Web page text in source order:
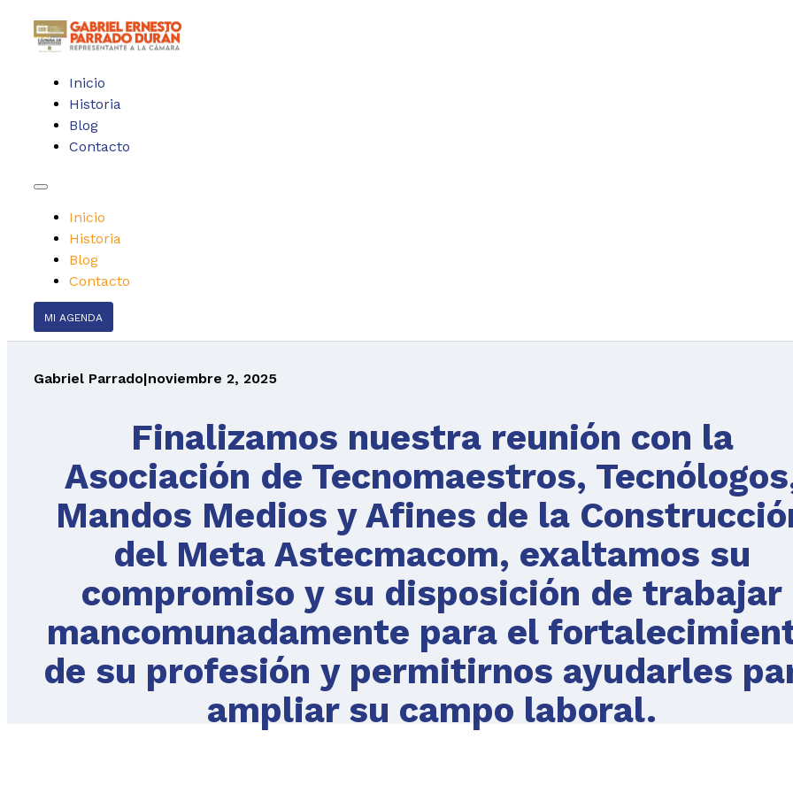
Inicio
Historia
Blog
Contacto
Inicio
Historia
Blog
Contacto
MI AGENDA
Gabriel Parrado|noviembre 2, 2025
Finalizamos nuestra reunión con la
Asociación de Tecnomaestros,
Mandos Medios y Afines de la
del Meta Astecmacom, exaltamos su
compromiso y su disposición de trabajar
mancomunadamente para el
de su profesión y permitirnos ayudarles
ampliar su campo laboral.